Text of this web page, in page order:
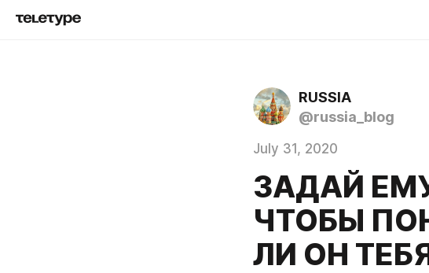
RUSSIA
@russia_blog
July 31, 2020
ЗАДАЙ
ЧТОБЫ
ЛИ ОН